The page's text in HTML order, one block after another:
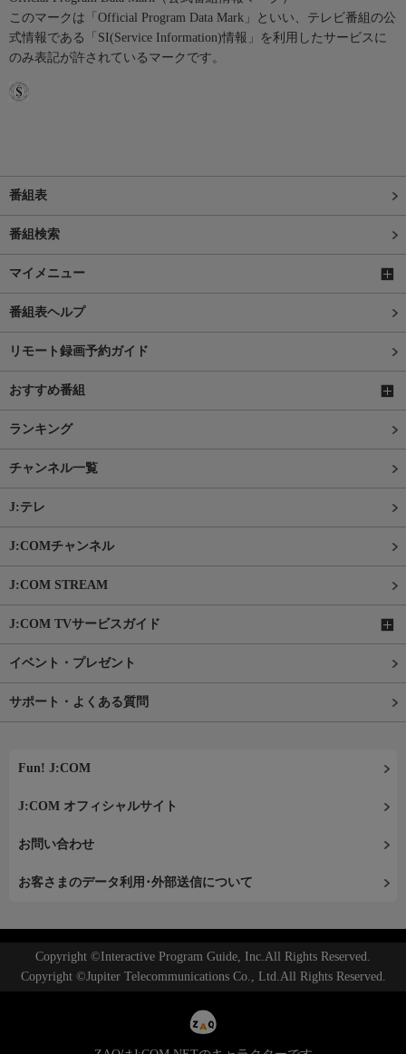
このマークは「Official Program Data Mark」といい、テレビ番組の公
式情報である「SI(Service Information)情報」を利用したサービスに
のみ表記が許されているマークです。
番組表
番組検索
マイメニュー
番組表ヘルプ
リモート録画予約ガイド
おすすめ番組
ランキング
チャンネル一覧
J:テレ
J:COMチャンネル
J:COM STREAM
J:COM TVサービスガイド
イベント・プレゼント
サポート・よくある質問
Fun! J:COM
J:COM オフィシャルサイト
お問い合わせ
お客さまのデータ利用･外部送信について
Copyright ©Interactive Program Guide, Inc.All Rights Reserved.
Copyright ©Jupiter Telecommunications Co., Ltd.All Rights Reserved.